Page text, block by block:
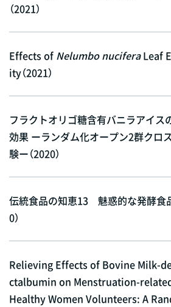
（2021）
Effects of Nelumbo nuciferaLeaf
ity（2021）
フラクトオリゴ糖含有バニラアイス
効果 ーランダム化オープン2群クロ
験ー（2020）
伝統食品の知恵13 魅惑的な発酵食品
0）
Relieving Effects of Bovine Milk-
ctalbumin on Menstruation-
Healthy Women Volunteers: A